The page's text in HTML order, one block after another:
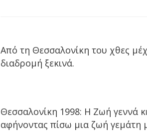
Από τη Θεσσαλονίκη του χθες
διαδρομή ξεκινά.
Θεσσαλονίκη 1998: Η Ζωή γεννά
αφήνοντας πίσω μια ζωή γεμάτη